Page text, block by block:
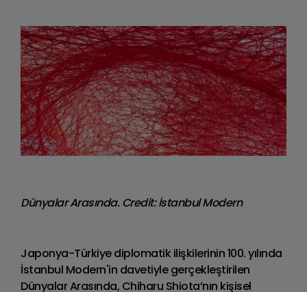
Dünyalar Arasında. Credit: İstanbul Modern
Japonya-Türkiye diplomatik ilişkilerinin 100. yılında
İstanbul Modern'in davetiyle gerçekleştirilen
Dünyalar Arasında, Chiharu Shiota’nın kişisel